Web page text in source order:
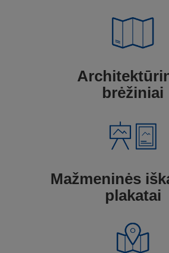
brėžiniai
Mažmeninės
plakatai